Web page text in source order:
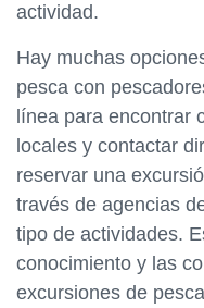
actividad.
Hay muchas
pesca con
línea para encontrar
locales y contactar
reservar una
través de agencias
tipo de actividades.
conocimiento y las
excursiones de